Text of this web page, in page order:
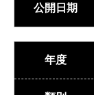
公開日期
年度